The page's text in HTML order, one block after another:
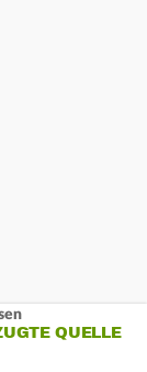
QUELLE